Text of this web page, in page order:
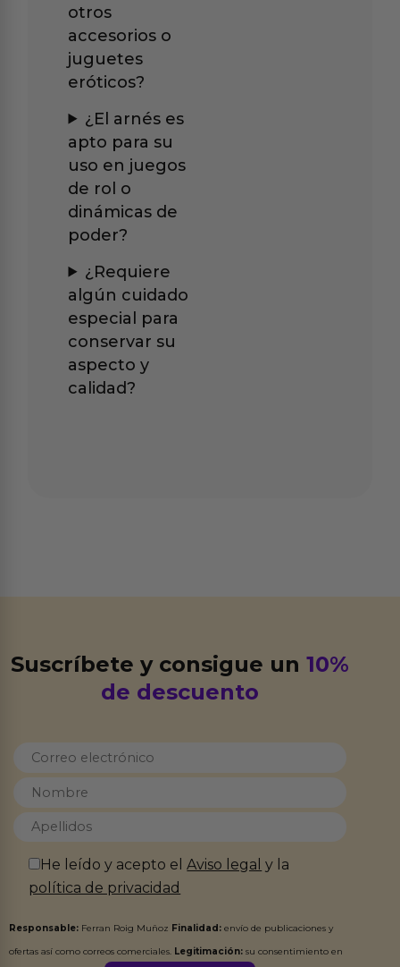
otros
accesorios o
juguetes
eróticos?
¿El arnés es
apto para su
uso en juegos
de rol o
dinámicas de
poder?
¿Requiere
algún cuidado
especial para
conservar su
aspecto y
calidad?
Suscríbete y consigue un10%
de descuento
He leído y acepto elAviso legal y la
política de privacidad
Responsable: Ferran Roig Muñoz Finalidad: envío de publicaciones y
ofertas así como correos comerciales. Legitimación: su consentimiento en